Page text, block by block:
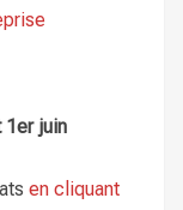
1er juin
en cliquant